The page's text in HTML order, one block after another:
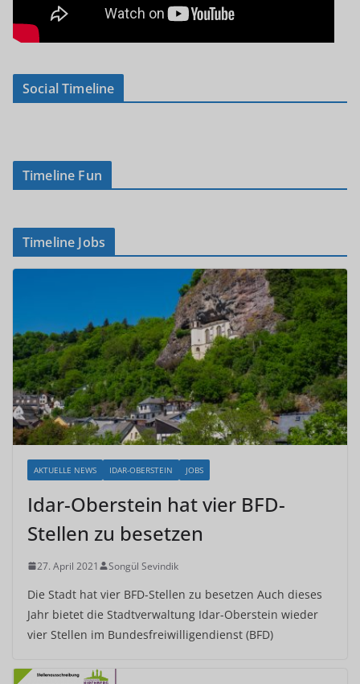
Social Timeline
Timeline Fun
Timeline Jobs
AKTUELLE NEWS IDAR-OBERSTEIN JOBS
Idar-Oberstein hat vier BFD-
Stellen zu besetzen
27. April 2021 Songül Sevindik
Die Stadt hat vier BFD-Stellen zu besetzen Auch dieses
Jahr bietet die Stadtverwaltung Idar-Oberstein wieder
vier Stellen im Bundesfreiwilligendienst (BFD)